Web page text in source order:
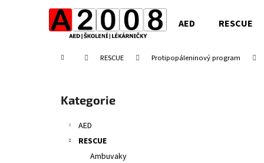
AED RESCUE
Domů RESCUE Protipopáleninový program
Přeskočit
kategorie
Kategorie
AED
RESCUE
Ambuvaky
Zpět
Zpět